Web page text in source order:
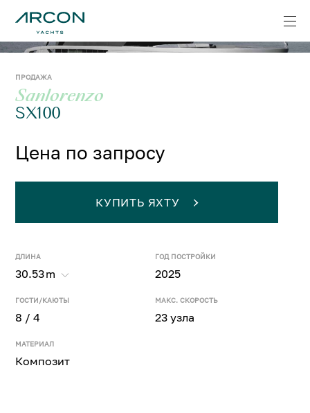
ПРОДАЖА
Sanlorenzo
SX100
Цена по запросу
ДЛИНА
30.53m
ГОД ПОСТРОЙКИ
2025
ГОСТИ/КАЮТЫ
8 / 4
МАКС. СКОРОСТЬ
23 узла
МАТЕРИАЛ
Композит
КУПИТЬ ЯХТУ